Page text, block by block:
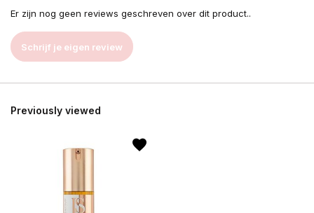
Er zijn nog geen reviews geschreven over dit product..
Schrijf je eigen review
Previously viewed